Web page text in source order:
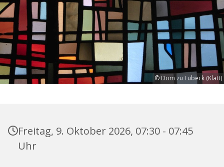
© Dom zu Lübeck (Klatt)
Freitag, 9. Oktober 2026, 07:30 - 07:45
Uhr